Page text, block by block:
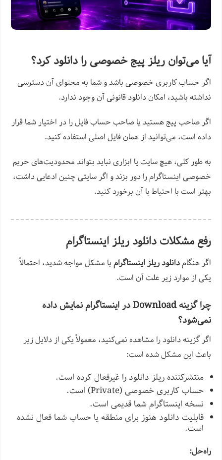
آیا می‌توان ریلز پیج خصوصی را دانلود کرد؟
اگر حساب کاربری خصوصی باشد و شما به محتوای آن دسترسی
نداشته باشید، امکان دانلود قانونی آن وجود ندارد.
اگر صاحب پیج هستید یا صاحب حساب فایل را در اختیار شما قرار
داده است، می‌توانید از همان فایل اصلی استفاده کنید.
به طور کلی، هیچ سایت یا ابزاری نباید بتواند محدودیت‌های حریم
خصوصی اینستاگرام را دور بزند و اگر سایتی چنین ادعایی داشت،
بهتر است با احتیاط با آن برخورد کنید.
رفع مشکلات دانلود ریلز اینستاگرام
اگر هنگامدانلود ریلز اینستاگرامبا مشکل مواجه شدید، احتمالاً
یکی از موارد زیر علت آن است.
چرا گزینه Download در اینستاگرام نمایش داده
نمی‌شود؟
اگر گزینه دانلود را مشاهده نمی‌کنید، معمولاً یکی از دلایل زیر
باعث این مشکل شده است:
منتشرکننده ریلز دانلود را غیرفعال کرده است.
حساب کاربری خصوصی (Private) است.
نسخه اینستاگرام شما قدیمی است.
قابلیت دانلود هنوز برای منطقه یا حساب شما فعال نشده
است.
راه‌حل: